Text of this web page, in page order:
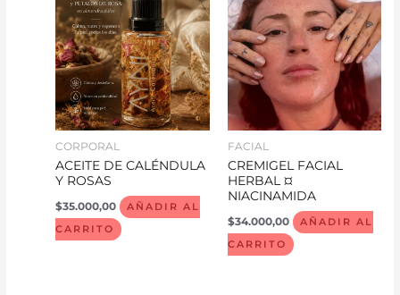
CORPORAL
ACEITE DE CALÉNDULA
Y ROSAS
$35.000,00
AÑADIR AL
CARRITO
FACIAL
CREMIGEL FACIAL
HERBAL ¤
NIACINAMIDA
$34.000,00
AÑADIR AL
CARRITO